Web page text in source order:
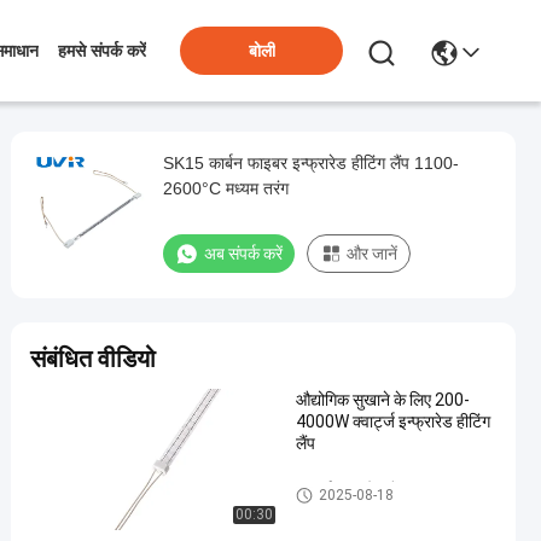
हमसे संपर्क करें बोली
SK15 कार्बन फाइबर इन्फ्रारेड हीटिंग लैंप 1100-
2600°C मध्यम तरंग
अब संपर्क करें और जानें
संबंधित वीडियो
00:30
औद्योगिक सुखाने के लिए 200-
4000W क्वार्ट्ज इन्फ्रारेड हीटिंग
लैंप
क्वार्ट्ज इन्फ्रारेड लैंप
2025-08-18